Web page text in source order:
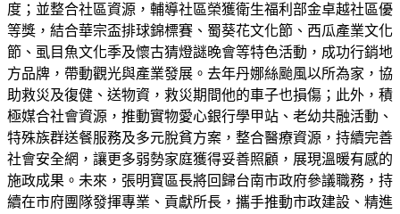
度；並整合社區資源，輔導社區榮獲衛生福利部金卓越社區優
等獎，結合華宗盃排球錦標賽、蜀葵花文化節、西瓜產業文化
節、虱目魚文化季及懷古猜燈謎晚會等特色活動，成功行銷地
方品牌，帶動觀光與產業發展。去年丹娜絲颱風以所為家，協
助救災及復健、送物資，救災期間他的車子也損傷；此外，積
極媒合社會資源，推動實物愛心銀行學甲站、老幼共融活動、
特殊族群送餐服務及多元脫貧方案，整合醫療資源，持續完善
社會安全網，讓更多弱勢家庭獲得妥善照顧，展現溫暖有感的
施政成果。未來，張明寶區長將回歸台南市政府參議職務，持
續在市府團隊發揮專業、貢獻所長，攜手推動市政建設、精進